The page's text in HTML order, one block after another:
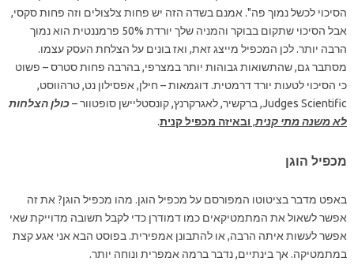
הסיכוי לכשל נמוך פה". אמנם בשדה הזה יש פחות צלצולים וזה פחות סקסי,
אבל הסיכוי שתקום בבוקר והמניה שלך יורדת 50% פרמננטית הוא נמוך
הרבה יותר. לכן המכפיל מייצג זאת, ואז בונים על הצלחת העסק עצמו.
מסתבר גם, שהתשואות גבוהות יותר במצרפי, בהרבה פחות סטרס – פשוט
כי הסיכוי לטעות יורד דרמטית. דוגמאות – חילן, אפסילון נט, טרהווסט,
Judges Scientific, ברקשיר, לאגרקרנץ, קונסטליישן סופטוור –
כולן הצלחות
לא משנה מתי קנית,ובאיזה מכפיל קנית.
מכפיל הוגן
באפט מדבר בציטוטו המפורסם על מכפיל הוגן. מהו מכפיל הוגן? את זה
אפשר לשאול את המתמטיקאים כמו דמודרן כדי לקבל תשובה מדוייקת שאי
אפשר לעשות איתה הרבה, או להתבונן אמפירית. בפוסט הבא אני אגע קצת
במתמטיקה. אך בינתיים, נדבר ברמה אמפרית ונוחה יותר.